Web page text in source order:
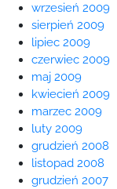
wrzesień 2009
sierpień 2009
lipiec 2009
czerwiec 2009
maj 2009
kwiecień 2009
marzec 2009
luty 2009
grudzień 2008
listopad 2008
grudzień 2007